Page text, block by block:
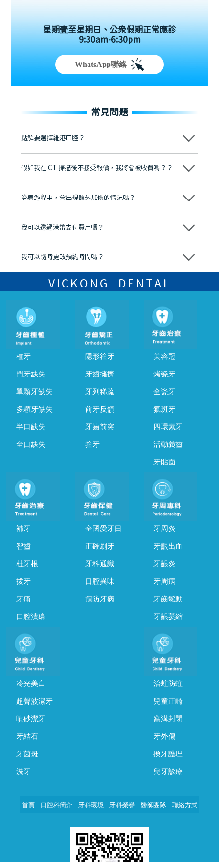
星期壹至星期日、公眾假期正常應診
9:30am-6:30pm
WhatsApp聯絡
常見問題
點解要選擇維港口腔？
維港口腔踐行「醫道濟世」的大學校訓，各分院匯聚來自香港、內地的
牌」、「2025香港企業領袖品牌」，是諾貝爾種植系統全球放心植牙中
至今已服務超過三十個國家和地區的顧客，受到粵港澳大灣區及周邊城
市市民極高的口碑評價及信任推薦 珠海、深圳設有八大分院，香港亦設
有咨詢及服務保障中心，有任何問題都可以隨時預約免費咨詢，讓人十
假如我在 CT 掃描後不接受報價，我將會被收費嗎？？
不會！只要未開始實際服務之前，你不會被收取任何費用。
治療過程中，會出現額外加價的情況嗎？
不會，治療前我們會詳細說明治療方案及對應的價錢，顧客同意並簽字
我可以透過港幣支付費用嗎？
可以。維港口腔會按照當日匯率轉算收取費用，而匯率會及時告知客人
我可以隨時更改預約時間嗎？
可以，請盡早通過wechat或whatsapp聯絡我們，告知我們你原本預約
的時間及資料，並且重新預約的日期及時段
VICKONG DENTAL
種牙
門牙缺失
單顆牙缺失
多顆牙缺失
半口缺失
全口缺失
隱形箍牙
牙齒擁擠
牙列稀疏
前牙反頜
牙齒前突
箍牙
美容冠
烤瓷牙
全瓷牙
氟斑牙
四環素牙
活動義齒
牙貼面
補牙
智齒
杜牙根
拔牙
牙痛
口腔潰瘍
全國愛牙日
正確刷牙
牙科通識
口腔異味
預防牙病
牙周炎
牙齦出血
牙齦炎
牙周病
牙齒鬆動
牙齦萎縮
冷光美白
超聲波潔牙
噴砂潔牙
牙結石
牙菌斑
洗牙
治蛀防蛀
兒童正畸
窩溝封閉
牙外傷
換牙護理
兒牙診療
首頁 口腔科簡介 牙科環境 牙科榮譽 醫師團隊 聯絡方式